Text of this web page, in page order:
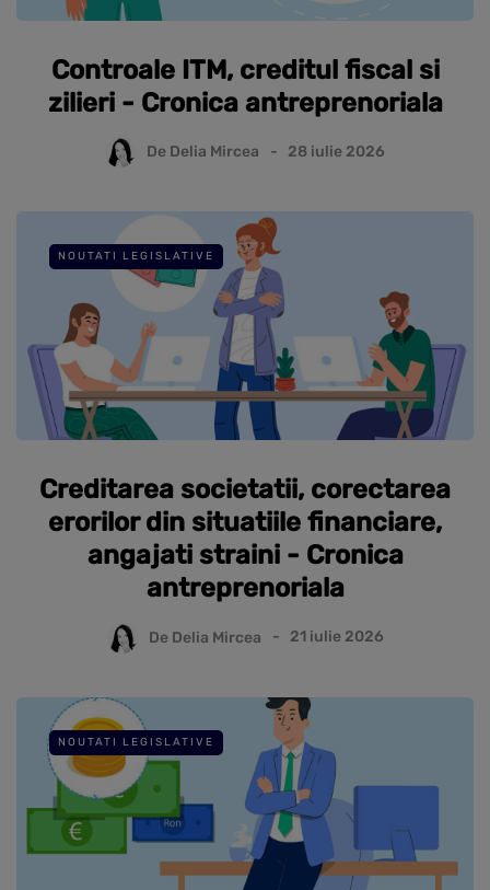
Controale ITM, creditul fiscal si
zilieri - Cronica antreprenoriala
De Delia Mircea 28 iulie 2026
NOUTATI LEGISLATIVE
Creditarea societatii, corectarea
erorilor din situatiile financiare,
angajati straini - Cronica
antreprenoriala
De Delia Mircea 21 iulie 2026
NOUTATI LEGISLATIVE